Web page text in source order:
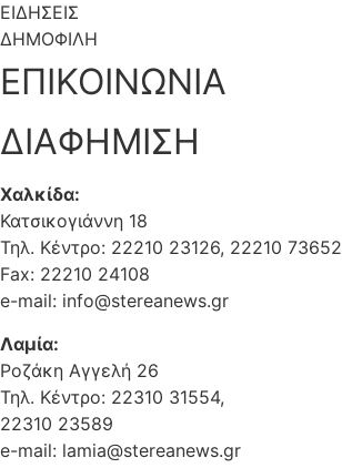
ΕΙΔΗΣΕΙΣ
ΔΗΜΟΦΙΛΗ
ΕΠΙΚΟΙΝΩΝΙΑ
ΔΙΑΦΗΜΙΣΗ
Χαλκίδα:
Κατσικογιάννη 18
Τηλ. Κέντρο: 22210 23126, 22210 73652
Fax: 22210 24108
e-mail: info@stereanews.gr
Λαμία:
Ροζάκη Αγγελή 26
Τηλ. Κέντρο: 22310 31554,
22310 23589
e-mail: lamia@stereanews.gr